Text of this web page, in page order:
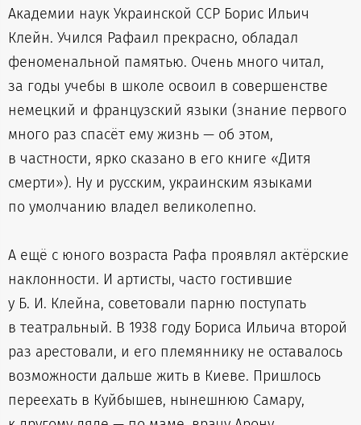
Академии наук Украинской ССР Борис Ильич
Клейн. Учился Рафаил прекрасно, обладал
феноменальной памятью. Очень много читал,
за годы учебы в школе освоил в совершенстве
немецкий и французский языки (знание первого
много раз спасёт ему жизнь — об этом,
в частности, ярко сказано в его книге «Дитя
смерти»). Ну и русским, украинским языками
по умолчанию владел великолепно.
А ещё с юного возраста Рафа проявлял актёрские
наклонности. И артисты, часто гостившие
у Б. И. Клейна, советовали парню поступать
в театральный. В 1938 году Бориса Ильича второй
раз арестовали, и его племяннику не оставалось
возможности дальше жить в Киеве. Пришлось
переехать в Куйбышев, нынешнюю Самару,